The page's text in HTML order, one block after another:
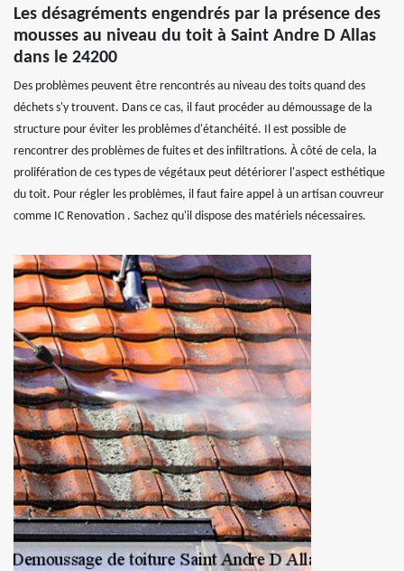
Les désagréments engendrés par la présence des
mousses au niveau du toit à Saint Andre D Allas
dans le 24200
Des problèmes peuvent être rencontrés au niveau des toits quand des
déchets s'y trouvent. Dans ce cas, il faut procéder au démoussage de la
structure pour éviter les problèmes d'étanchéité. Il est possible de
rencontrer des problèmes de fuites et des infiltrations. À côté de cela, la
prolifération de ces types de végétaux peut détériorer l'aspect esthétique
du toit. Pour régler les problèmes, il faut faire appel à un artisan couvreur
comme IC Renovation . Sachez qu'il dispose des matériels nécessaires.